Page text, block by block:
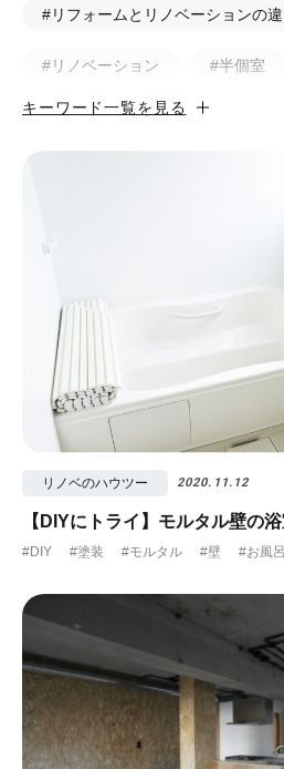
#リフォームとリノベーションの
#リノベーション #半個室
#小上がり #ホテルライク
#無垢フローリング
#照明 #書斎
#リノベ先輩インタビュー #
キーワード一覧を見る
リノベのハウツー 2020.11.12
【DIYにトライ】モルタル壁の
#DIY #塗装 #モルタル #壁 #お風呂